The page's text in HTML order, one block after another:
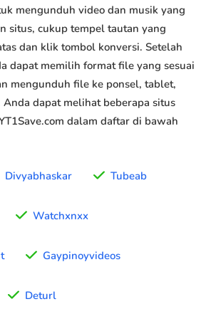
mengunduh video dan musik yang
situs, cukup tempel tautan yang
dan klik tombol konversi. Setelah
dapat memilih format file yang sesuai
mengunduh file ke ponsel, tablet,
dapat melihat beberapa situs
dalam daftar di bawah
Divyabhaskar Tubeab
Watchxnxx
Gaypinoyvideos
Deturl